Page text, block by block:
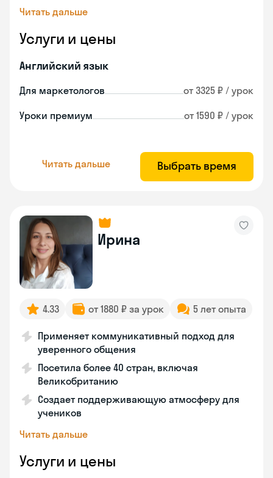
Читать дальше
Услуги и цены
Английский язык
Для маркетологов от 3325 ₽ / урок
Уроки премиум от 1590 ₽ / урок
Читать дальше Выбрать время
Ирина
4.33 от 1880 ₽ за урок 5 лет опыта
Применяет коммуникативный подход для
уверенного общения
Посетила более 40 стран, включая
Великобританию
Создает поддерживающую атмосферу для
учеников
Читать дальше
Услуги и цены